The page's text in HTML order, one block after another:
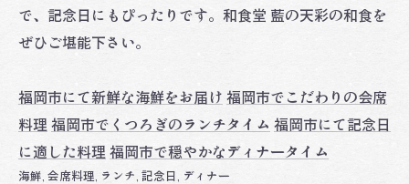
で、記念日にもぴったりです。和食堂 藍の天彩の和食を
ぜひご堪能下さい。
福岡市にて新鮮な海鮮をお届け 福岡市でこだわりの会席
料理福岡市でくつろぎのランチタイム 福岡市にて記念日
に適した料理福岡市で穏やかなディナータイム
海鮮 会席料理 ランチ 記念日 ディナー